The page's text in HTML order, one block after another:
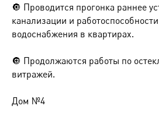
🔘 Проводится прогонка раннее
канализации и
водоснабжения в квартирах.
🔘 Продолжаются работы по
витражей.
Дом №4